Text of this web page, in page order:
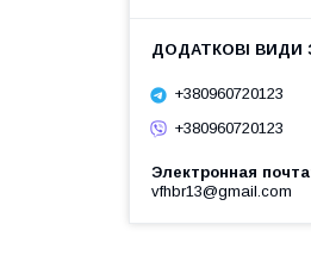
+380960720123
+380960720123
Электронная почта
vfhbr13@gmail.com